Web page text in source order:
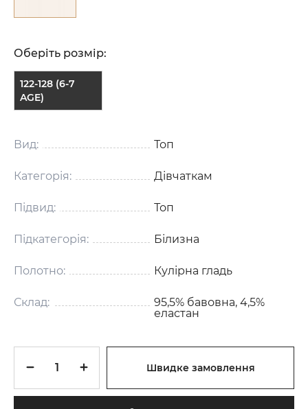
Оберіть розмір:
122-128 (6-7
AGE)
Вид: Топ
Категорія: Дівчаткам
Підвид: Топ
Підкатегорія: Білизна
Полотно: Кулірна гладь
Склад:
95,5% бавовна, 4,5%
еластан
Швидке замовлення